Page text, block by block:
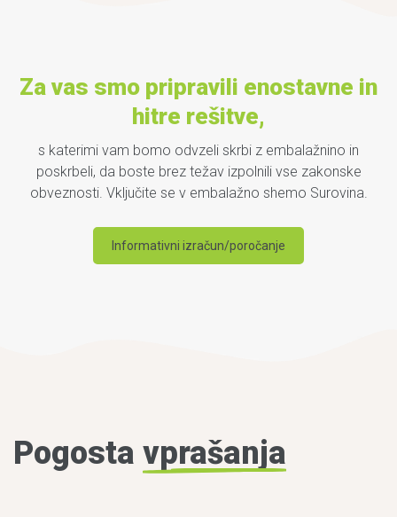
Za vas smo pripravili enostavne in
hitre rešitve,
s katerimi vam bomo odvzeli skrbi z embalažnino in
poskrbeli, da boste brez težav izpolnili vse zakonske
obveznosti. Vključite se v embalažno shemo Surovina.
Informativni izračun/poročanje
Pogosta vprašanja